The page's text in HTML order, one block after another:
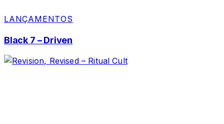
LANÇAMENTOS
Black 7 – Driven